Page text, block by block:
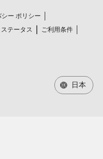
ー ポリシー
テータス
ご利用条件
日本